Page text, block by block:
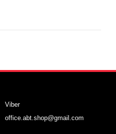
Viber
office.abt.shop@gmail.com